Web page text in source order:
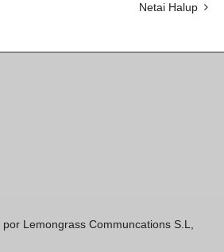
Netai Halup
Lemongrass Communcations S.L,